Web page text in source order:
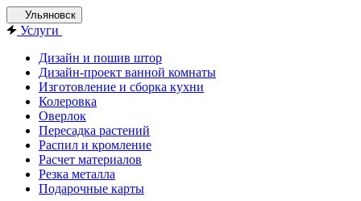
Ульяновск
Услуги
Дизайн и пошив штор
Дизайн-проект ванной комнаты
Изготовление и сборка кухни
Колеровка
Оверлок
Пересадка растений
Распил и кромление
Расчет материалов
Резка металла
Подарочные карты